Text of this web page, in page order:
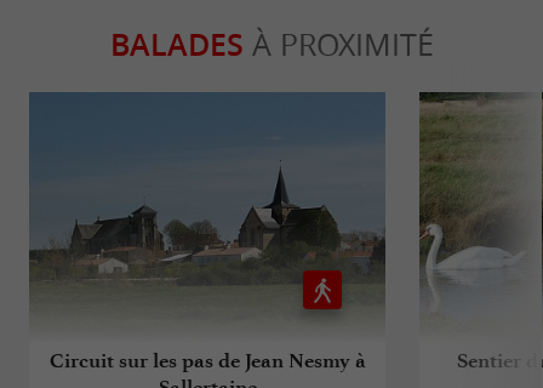
BALADES À PROXIMITÉ
Circuit sur les pas de Jean Nesmy à
Sentier